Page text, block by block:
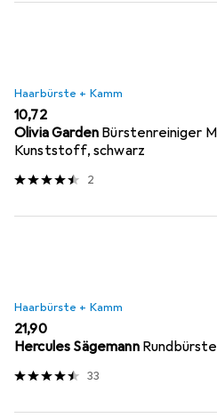
Haarbürste + Kamm
EUR
10,72
Olivia Garden Bürstenreiniger
Kunststoff, schwarz
2
Haarbürste + Kamm
EUR
21,90
Hercules Sägemann Rundbürste
33